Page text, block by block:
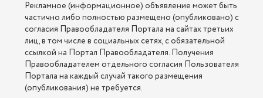
Рекламное (информационное) объявление может быть
частично либо полностью размещено (опубликовано) с
согласия Правообладателя Портала на сайтах третьих
лиц, в том числе в социальных сетях, с обязательной
ссылкой на Портал Правообладателя. Получения
Правообладателем отдельного согласия Пользователя
Портала на каждый случай такого размещения
(опубликования) не требуется.